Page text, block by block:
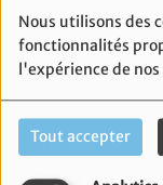
Nous utilisons des
fonctionnalités
l'expérience de
Tout accepter
Sport